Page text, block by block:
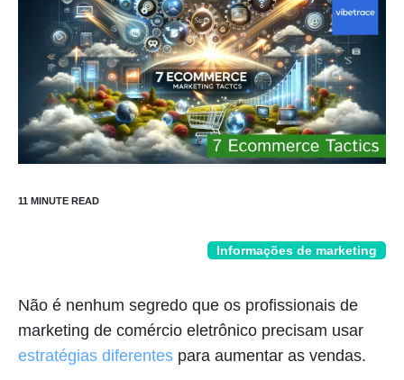
Informações de marketing
Não é nenhum segredo que os profissionais de
marketing de comércio eletrônico precisam usar
estratégias diferentes para aumentar as vendas.